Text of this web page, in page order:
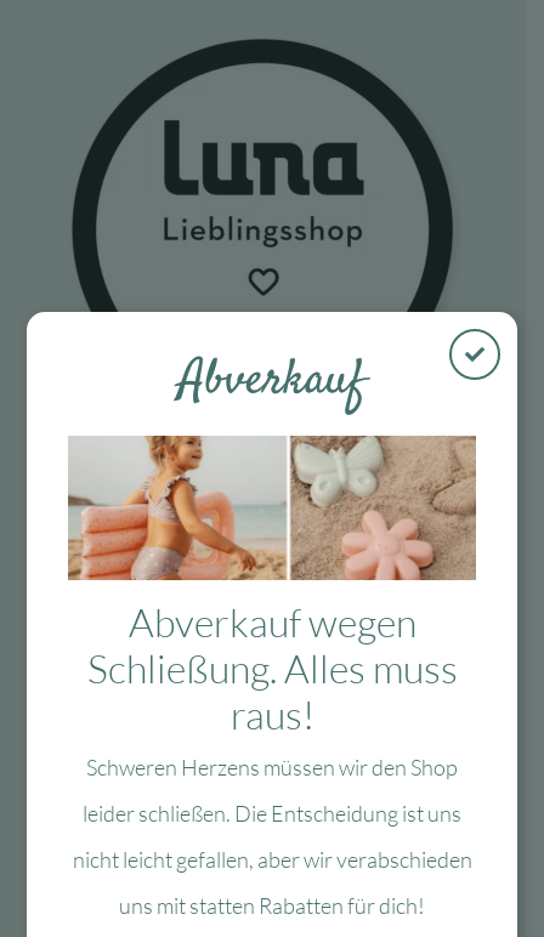
Fragen?
Mo-Fr: 10:00 – 13:00 Uhr
08134 / 2579911
service@myhappyplace.de
schnelle Lieferung
Abverkauf
Abverkauf wegen
Schließung. Alles muss
raus!
Schweren Herzens müssen wir den Shop
leider schließen. Die Entscheidung ist uns
nicht leicht gefallen, aber wir verabschieden
uns mit statten Rabatten für dich!